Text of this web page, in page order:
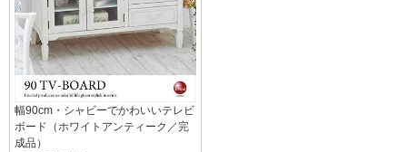
幅90cm・シャビーでかわいいテレビ
ボード（ホワイトアンティーク／完
成品）